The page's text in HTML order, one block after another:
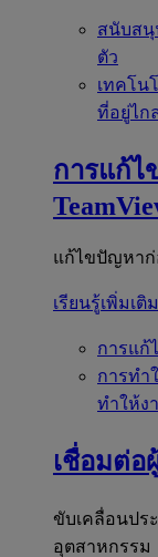
สนับสนุ
ตัว
เทคโน
ที่อยู่ไก
การแก้ไ
แก้ไขปัญหาก่
เรียนรู้เพิ่มเติม
การแก้
การทำ
ทำให้ง
เชื่อมต่อ
ขับเคลื่อนปร
อุตสาหกรรม